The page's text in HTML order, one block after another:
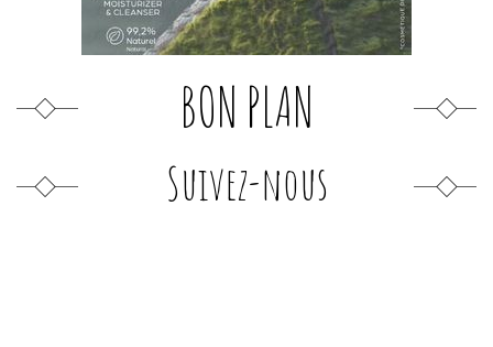
BON PLAN
Suivez-nous